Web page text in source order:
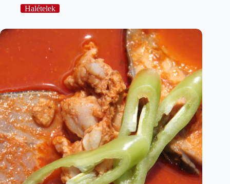
Halételek